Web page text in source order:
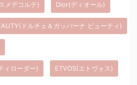
メデコルテ) Dior(ディオール)
ドルチェ＆ガッバーナ ビューティ)
ィローダー) ETVOS(エトヴォス)